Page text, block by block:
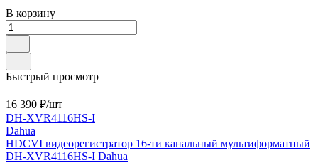
В корзину
Быстрый просмотр
16 390 ₽/шт
DH-XVR4116HS-I
Dahua
HDCVI видеорегистратор 16-ти канальный мультиформатный
DH-XVR4116HS-I Dahua